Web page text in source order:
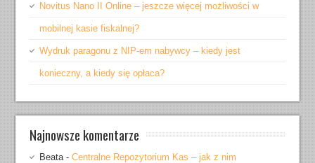
Novitus Nano II Online – jeszcze więcej możliwości w
mobilnej kasie fiskalnej?
Wydruk paragonu z NIP-em nabywcy – kiedy jest
konieczny, a kiedy się opłaca?
Najnowsze komentarze
Beata-Centralne Repozytorium Kas – jak z nim